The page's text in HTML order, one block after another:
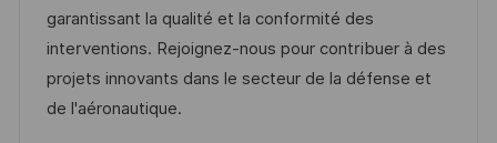
a
t
i
o
f
f
i
n
c
e
d
r
i
e
garantissant la qualité et la conformité des
interventions. Rejoignez-nous pour contribuer à des
projets innovants dans le secteur de la défense et
de l'aéronautique.